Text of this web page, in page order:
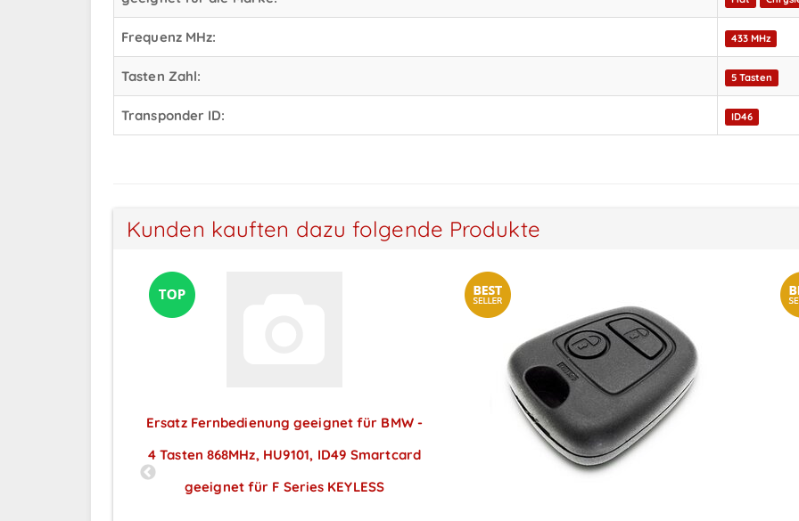
Frequenz MHz: 433 MHz
Tasten Zahl: 5 Tasten
Transponder ID: ID46
Kunden kauften dazu folgende Produkte
Ersatz Fernbedienung geeignet für BMW -
4 Tasten 868MHz, HU9101, ID49 Smartcard
geeignet für F Series KEYLESS